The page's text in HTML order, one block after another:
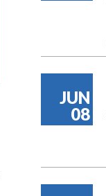
JUN
08